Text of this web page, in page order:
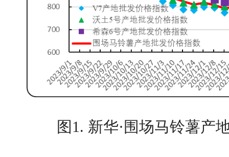
图1. 新华·围场马铃薯产